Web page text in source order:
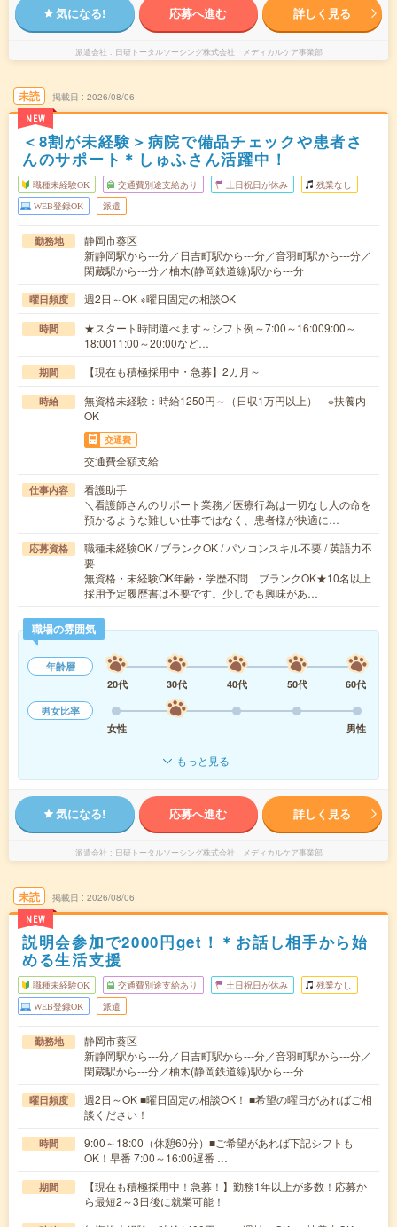
気になる! 応募へ進む 詳しく見る
派遣会社 日研トータルソーシング株式会社 メディカルケア事業部
未読
NEW
掲載日 2026/08/06
＜8割が未経験＞病院で備品チェックや患者さ
んのサポート＊しゅふさん活躍中！
職種未経験OK 交通費別途支給あり 土日祝日が休み 残業なし
WEB登録OK 派遣
勤務地
静岡市葵区
新静岡駅から---分／日吉町駅から---分／音羽町駅から---分／
閑蔵駅から---分／柚木(静岡鉄道線)駅から---分
曜日頻度 週2日～OK ※曜日固定の相談OK
時間
★スタート時間選べます～シフト例～7:00～16:009:00～
18:0011:00～20:00など…
期間 【現在も積極採用中・急募】2カ月～
時給
無資格未経験：時給1250円～（日収1万円以上） ※扶養内
OK
交通費
交通費全額支給
仕事内容
看護助手
＼看護師さんのサポート業務／医療行為は一切なし人の命を
預かるような難しい仕事ではなく、患者様が快適に…
応募資格
職種未経験OK / ブランクOK / パソコンスキル不要 / 英語力不
要
無資格・未経験OK年齢・学歴不問 ブランクOK★10名以上
採用予定履歴書は不要です。少しでも興味があ…
職場の雰囲気
年齢層
20代
30代 40代 50代
60代
男女比率
女性
男性
もっと見る
気になる! 応募へ進む 詳しく見る
派遣会社 日研トータルソーシング株式会社 メディカルケア事業部
未読
NEW
掲載日 2026/08/06
説明会参加で2000円get！＊お話し相手から始
める生活支援
職種未経験OK 交通費別途支給あり 土日祝日が休み 残業なし
WEB登録OK 派遣
勤務地
静岡市葵区
新静岡駅から---分／日吉町駅から---分／音羽町駅から---分／
閑蔵駅から---分／柚木(静岡鉄道線)駅から---分
曜日頻度
週2日～OK ■曜日固定の相談OK！ ■希望の曜日があればご相
談ください！
時間
9:00～18:00（休憩60分）■ご希望があれば下記シフトも
OK！早番 7:00～16:00遅番 …
期間
【現在も積極採用中！急募！】勤務1年以上が多数！応募か
ら最短2～3日後に就業可能！